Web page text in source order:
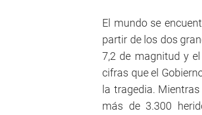
El mundo se
partir de los dos
7,2 de magnitud y
cifras que el
la tragedia.
más de 3.300